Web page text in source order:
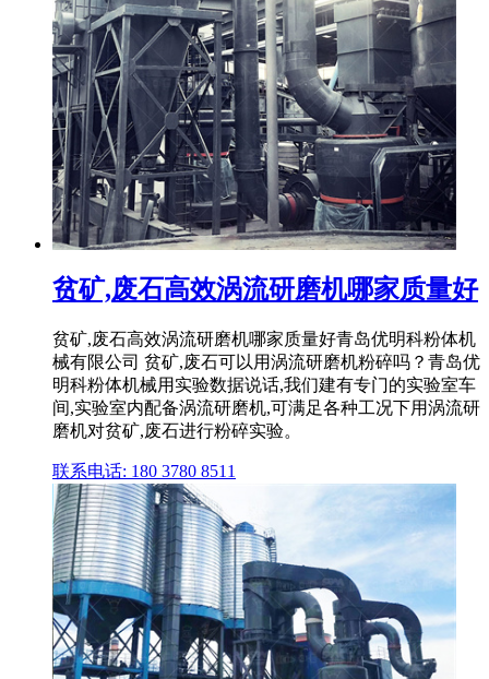
贫矿,废石高效涡流研磨机哪家质量好
贫矿,废石高效涡流研磨机哪家质量好青岛优明科粉体机
械有限公司 贫矿,废石可以用涡流研磨机粉碎吗？青岛优
明科粉体机械用实验数据说话,我们建有专门的实验室车
间,实验室内配备涡流研磨机,可满足各种工况下用涡流研
磨机对贫矿,废石进行粉碎实验。
联系电话: 180 3780 8511